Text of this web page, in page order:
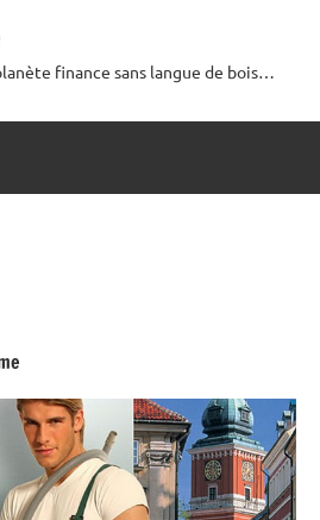
finance sans langue de bois…